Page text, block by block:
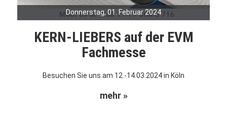
Donnerstag, 01. Februar 2024
KERN-LIEBERS auf der EVM
Fachmesse
Besuchen Sie uns am 12.-14.03.2024 in Köln
mehr »